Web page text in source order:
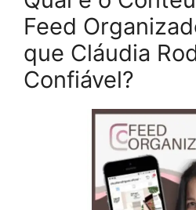
Feed
que Cláudia
Confiável?